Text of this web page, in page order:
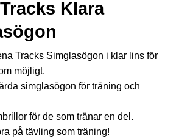
Klara
Tracks Simglasögon i klar lins för
möjligt.
simglasögon för träning och
för de som tränar en del.
på tävling som träning!